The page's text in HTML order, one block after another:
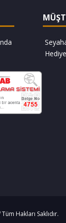
Hakları Saklıdır.